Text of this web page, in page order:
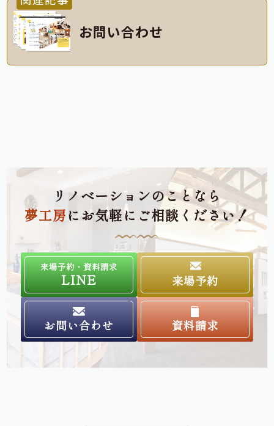
お問い合わせ
リノベーションのことなら
夢工房にお気軽にご相談ください！
来場予約・資料請求
LINE 来場予約
お問い合わせ 資料請求